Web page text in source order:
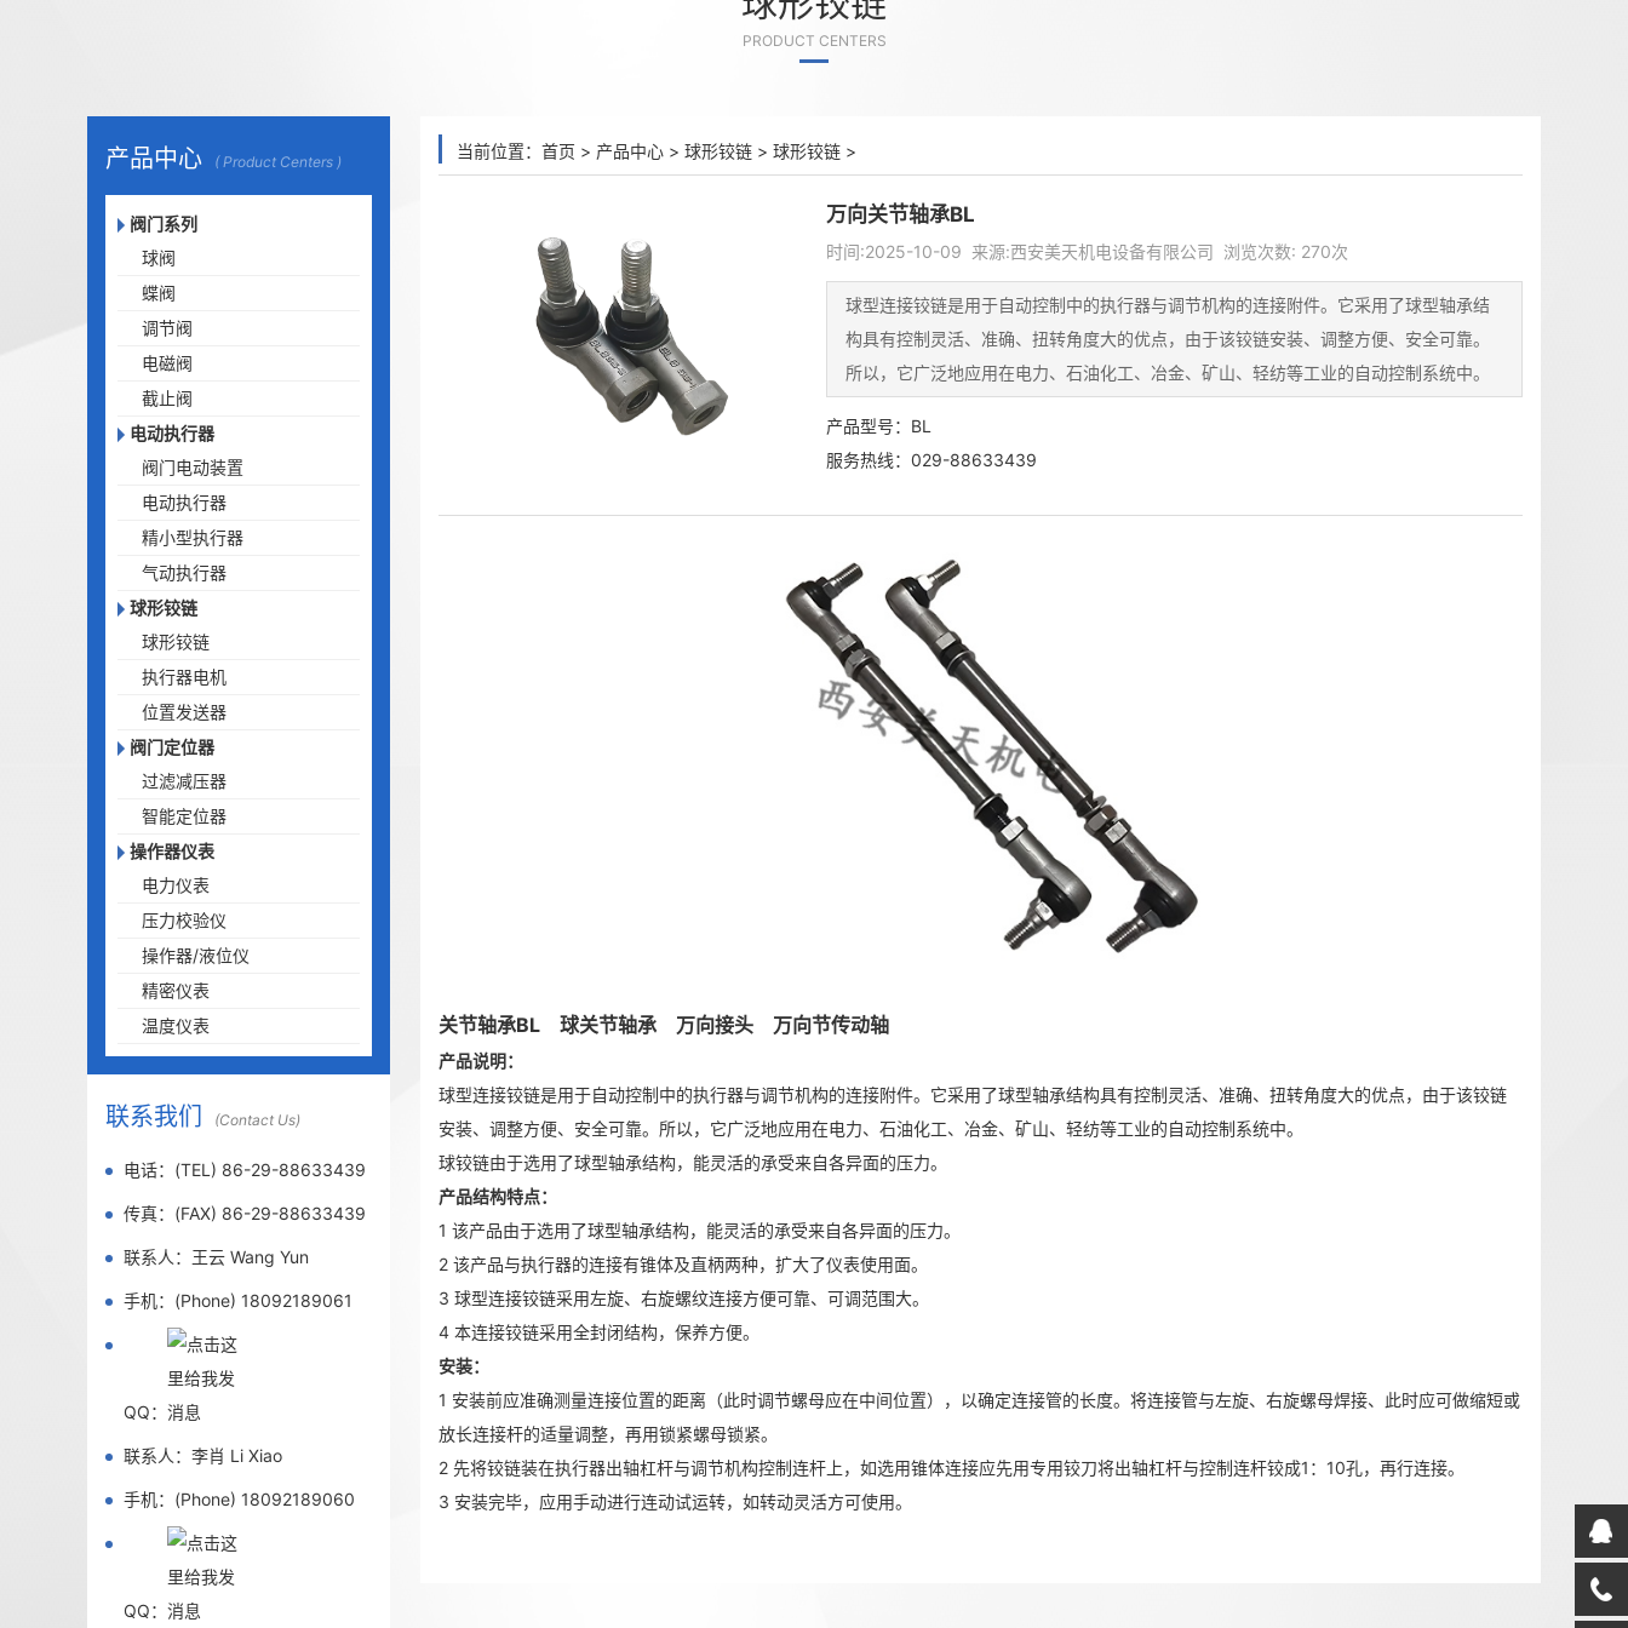
PRODUCT CENTERS
产品中心 ( Product Centers )
阀门系列
球阀
蝶阀
调节阀
电磁阀
截止阀
电动执行器
阀门电动装置
电动执行器
精小型执行器
气动执行器
球形铰链
球形铰链
执行器电机
位置发送器
阀门定位器
过滤减压器
智能定位器
操作器仪表
电力仪表
压力校验仪
操作器/液位仪
精密仪表
温度仪表
联系我们 (Contact Us)
电话：(TEL) 86-29-88633439
传真：(FAX) 86-29-88633439
联系人：王云 Wang Yun
手机：(Phone) 18092189061
QQ：
联系人：李肖 Li Xiao
手机：(Phone) 18092189060
QQ：
当前位置： 首页 > 产品中心 > 球形铰链 > 球形铰链 >
万向关节轴承BL
时间:2025-10-09 来源:西安美天机电设备有限公司 浏览次数: 270次
球型连接铰链是用于自动控制中的执行器与调节机构的连接附件。它采用了球型轴承结
构具有控制灵活、准确、扭转角度大的优点，由于该铰链安装、调整方便、安全可靠。
所以，它广泛地应用在电力、石油化工、冶金、矿山、轻纺等工业的自动控制系统中。
产品型号：BL
服务热线：029-88633439
关节轴承BL 球关节轴承 万向接头 万向节传动轴
产品说明：
球型连接铰链是用于自动控制中的执行器与调节机构的连接附件。它采用了球型轴承结构具有控制灵活、准确、扭转角度大的优点，由于该铰链
安装、调整方便、安全可靠。所以，它广泛地应用在电力、石油化工、冶金、矿山、轻纺等工业的自动控制系统中。
球铰链由于选用了球型轴承结构，能灵活的承受来自各异面的压力。
产品结构特点：
1 该产品由于选用了球型轴承结构，能灵活的承受来自各异面的压力。
2 该产品与执行器的连接有锥体及直柄两种，扩大了仪表使用面。
3 球型连接铰链采用左旋、右旋螺纹连接方便可靠、可调范围大。
4 本连接铰链采用全封闭结构，保养方便。
安装：
1 安装前应准确测量连接位置的距离（此时调节螺母应在中间位置），以确定连接管的长度。将连接管与左旋、右旋螺母焊接、此时应可做缩短或
放长连接杆的适量调整，再用锁紧螺母锁紧。
2 先将铰链装在执行器出轴杠杆与调节机构控制连杆上，如选用锥体连接应先用专用铰刀将出轴杠杆与控制连杆铰成1：10孔，再行连接。
3 安装完毕，应用手动进行连动试运转，如转动灵活方可使用。